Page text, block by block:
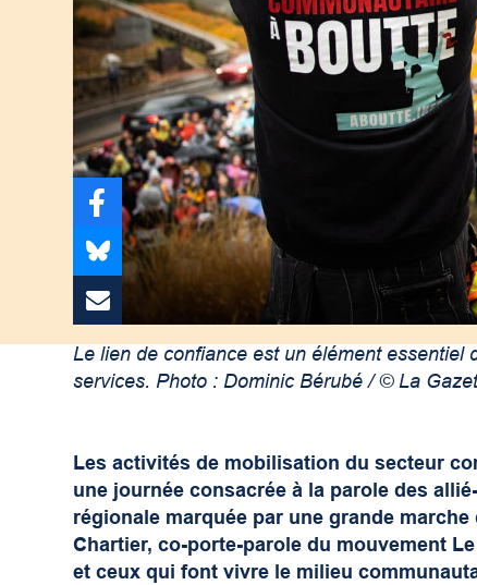
Le lien de confiance est un élément
services. Photo : Dominic Bérubé / © La
Les activités de mobilisation du secteur
une journée consacrée à la parole des
régionale marquée par une grande
Chartier, co-porte-parole du mouvement
et ceux qui font vivre le milieu